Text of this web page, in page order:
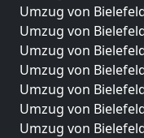
Umzug von
Umzug von
Umzug von
Umzug von
Umzug von
Umzug von
Umzug von